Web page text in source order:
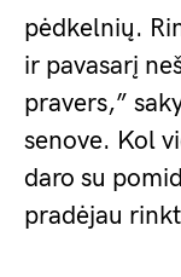
pėdkelnių.
ir pavasarį
pravers,”
senove. Kol
daro su
pradėjau